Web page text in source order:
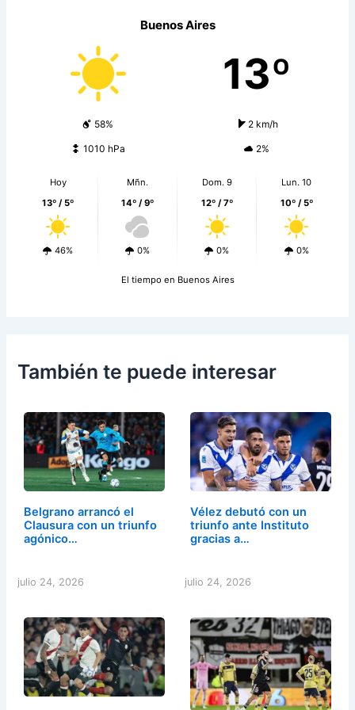
Buenos Aires
13º
58% 2 km/h
1010 hPa 2%
Hoy
13º / 5º
46%
Mñn.
14º / 9º
0%
Dom. 9
12º / 7º
0%
Lun. 10
10º / 5º
0%
El tiempo en Buenos Aires
También te puede interesar
Belgrano arrancó el
Clausura con un triunfo
agónico…
julio 24, 2026
Vélez debutó con un
triunfo ante Instituto
gracias a…
julio 24, 2026